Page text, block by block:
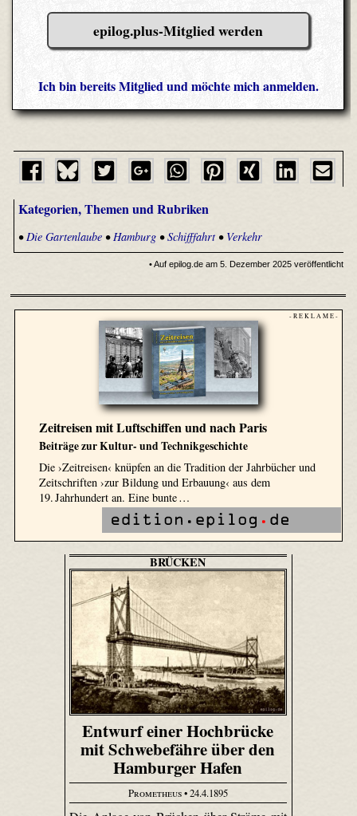
epilog.plus-Mitglied werden
Ich bin bereits Mitglied und möchte mich anmelden.
Kategorien, Themen und Rubriken
•Die Gartenlaube•Hamburg•Schifffahrt• Verkehr
• Auf epilog.de am 5. Dezember 2025 veröffentlicht
- R E K L A M E -
Zeitreisen mit Luftschiffen und nach Paris
Beiträge zur Kultur- und Technikgeschichte
Die ›Zeitreisen‹ knüpfen an die Tradition der Jahrbücher und
Zeitschriften ›zur Bildung und Erbauung‹ aus dem
19. Jahrhundert an. Eine bunte …
BRÜCKEN
Entwurf einer Hochbrücke
mit Schwebefähre über den
Hamburger Hafen
Prometheus• 24.4.1895